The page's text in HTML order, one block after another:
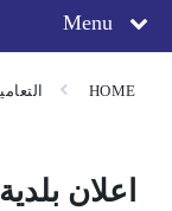
Menu
HOME
اعلان